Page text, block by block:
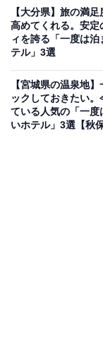
「望雲」は、慶
源泉」と「西の
掛け流しの湯船
の素材を活かし
回廊など美しい
まで徒歩3分とい
【大分県】旅の満
高めてくれる。安定
ィを誇る「一度は泊
テル」3選
【宮城県の温泉地
ックしておきたい。
ている人気の「一度
いホテル」3選【秋